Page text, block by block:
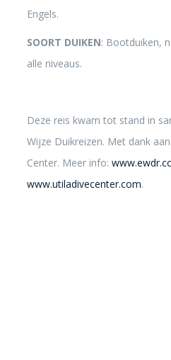
Engels.
SOORT DUIKEN: Bootduiken,
alle niveaus.
Deze reis kwam tot stand in
Wijze Duikreizen. Met dank
Center. Meer info:
www.utiladivecenter.com.